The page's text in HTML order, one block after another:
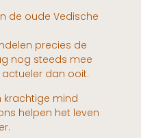
de oude Vedische
precies de
nog steeds mee
actueler dan ooit.
krachtige mind
helpen het leven